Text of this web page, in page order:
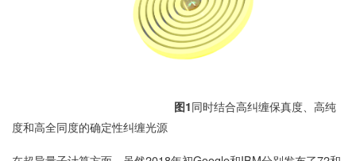
图1同时结合高纠缠保真度、高纯
度和高全同度的确定性纠缠光源